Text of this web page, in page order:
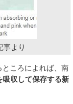
事より
ところによれば、南
吸収して保存する新